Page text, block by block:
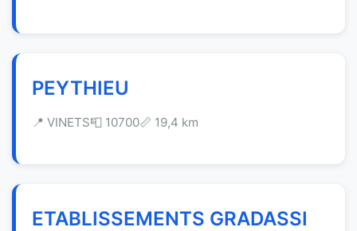
PEYTHIEU
📍 VINETS📮 10700📏 19,4 km
ETABLISSEMENTS GRADASSI